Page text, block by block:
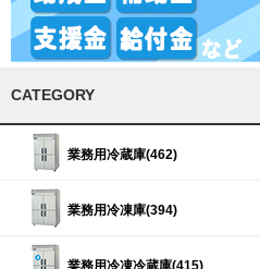
CATEGORY
業務用冷蔵庫(462)
業務用冷凍庫(394)
業務用冷凍冷蔵庫(415)